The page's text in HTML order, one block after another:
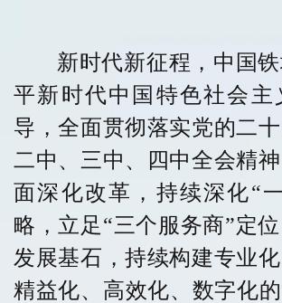
新时代新征程，中国
平新时代中国特色社会主
导，全面贯彻落实党的二
二中、三中、四中全会精
面深化改革，持续深化“
略，立足“三个服务商”定
发展基石，持续构建专业化
精益化、高效化、数字化